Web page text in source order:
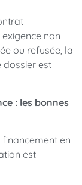
non
ou refusée, la
dossier est
: les bonnes
financement en
est